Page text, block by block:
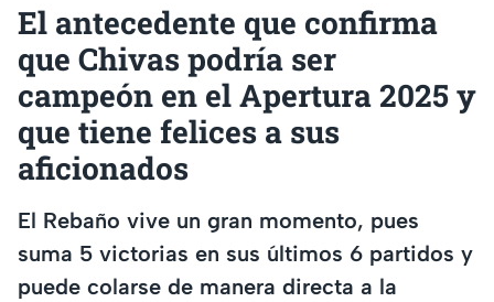
El antecedente que confirma
que Chivas podría ser
campeón en el Apertura 2025 y
que tiene felices a sus
aficionados
El Rebaño vive un gran momento, pues
suma 5 victorias en sus últimos 6 partidos y
puede colarse de manera directa a la